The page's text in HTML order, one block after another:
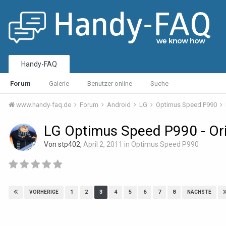
Handy-FAQ
Forum Galerie Benutzer online Suche
www.handy-faq.de Forum Android LG Optimus Speed P990
LG Optimus Speed P990 -
Von stp402, April 2, 2011 in Optimus Speed P990
VORHERIGE 1 2 3 4 5 6 7 8 NÄCHSTE